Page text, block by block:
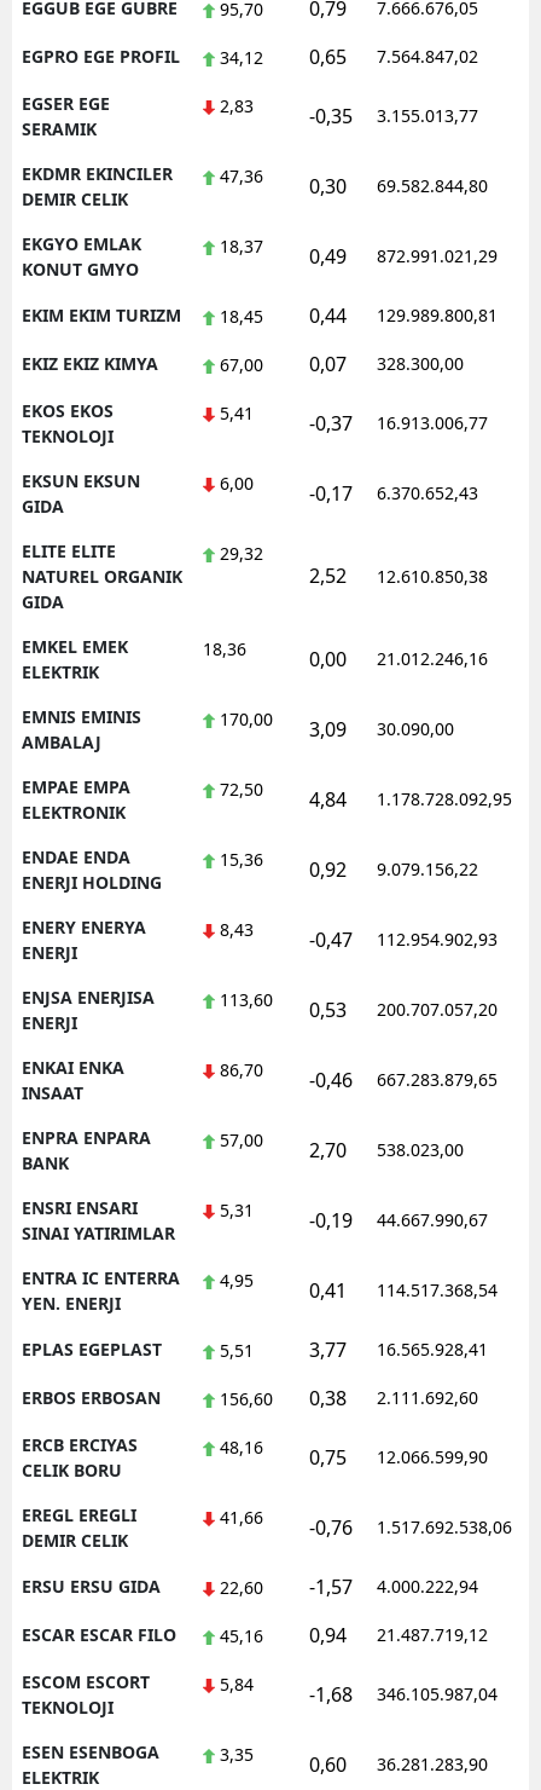
EGGUB EGE GUBRE 95,70 0,79 7.666.676,05
EGPRO EGE PROFIL 34,12 0,65 7.564.847,02
EGSER EGE
SERAMIK
2,83 -0,35 3.155.013,77
EKDMR EKINCILER
DEMIR CELIK
47,36 0,30 69.582.844,80
EKGYO EMLAK
KONUT GMYO
18,37 0,49 872.991.021,29
EKIM EKIM TURIZM 18,45 0,44 129.989.800,81
EKIZ EKIZ KIMYA 67,00 0,07 328.300,00
EKOS EKOS
TEKNOLOJI
5,41 -0,37 16.913.006,77
EKSUN EKSUN
GIDA
6,00 -0,17 6.370.652,43
ELITE ELITE
NATUREL ORGANIK
GIDA
29,32
2,52 12.610.850,38
EMKEL EMEK
ELEKTRIK
18,36 0,00 21.012.246,16
EMNIS EMINIS
AMBALAJ
170,00 3,09 30.090,00
EMPAE EMPA
ELEKTRONIK
72,50 4,84 1.178.728.092,95
ENDAE ENDA
ENERJI HOLDING
15,36 0,92 9.079.156,22
ENERY ENERYA
ENERJI
8,43 -0,47 112.954.902,93
ENJSA ENERJISA
ENERJI
113,60 0,53 200.707.057,20
ENKAI ENKA
INSAAT
86,70 -0,46 667.283.879,65
ENPRA ENPARA
BANK
57,00 2,70 538.023,00
ENSRI ENSARI
SINAI YATIRIMLAR
5,31 -0,19 44.667.990,67
ENTRA IC ENTERRA
YEN. ENERJI
4,95 0,41 114.517.368,54
EPLAS EGEPLAST 5,51 3,77 16.565.928,41
ERBOS ERBOSAN 156,60 0,38 2.111.692,60
ERCB ERCIYAS
CELIK BORU
48,16 0,75 12.066.599,90
EREGL EREGLI
DEMIR CELIK
41,66 -0,76 1.517.692.538,06
ERSU ERSU GIDA 22,60 -1,57 4.000.222,94
ESCAR ESCAR FILO 45,16 0,94 21.487.719,12
ESCOM ESCORT
TEKNOLOJI
5,84 -1,68 346.105.987,04
ESEN ESENBOGA
ELEKTRIK
3,35 0,60 36.281.283,90